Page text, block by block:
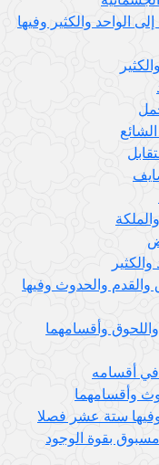
الواحد والكثير وفيها
والحدوث وفيها
وأقسامهما
أقسامه
وأقسامهما
ستة عشر فصلا
بقوة الوجود